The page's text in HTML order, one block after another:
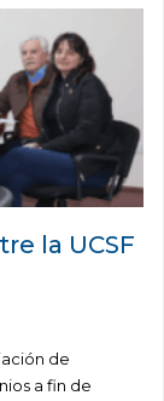
la UCSF
de
a fin de